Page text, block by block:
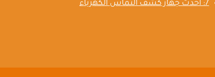
7: أحدث جهاز كشف التماس الكهرباء